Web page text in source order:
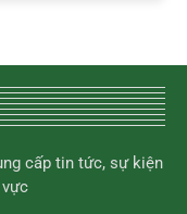
cấp tin tức, sự kiện